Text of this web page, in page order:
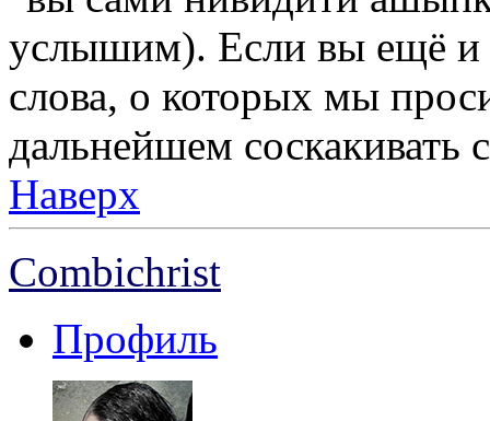
услышим). Если вы ещё и
слова, о которых мы
дальнейшем соскакивать
Наверх
Combichrist
Профиль